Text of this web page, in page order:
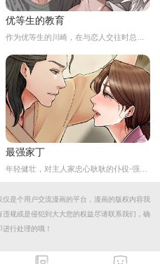
优等生的教育
最强家丁
年轻健壮，对主人家忠心耿耿的仆役-强石，某夜意外目睹大监夫人自我安慰的画面。明知眼前是个火坑，他仍然义无返顾地跳了下去！「夫人，小的乐意填补你空虚寂寞的心灵…」
是个用户交流漫画的平台，漫画的版权内容我
规或是侵犯到大大您的权益尽请联系我们，确
行处理的哦！